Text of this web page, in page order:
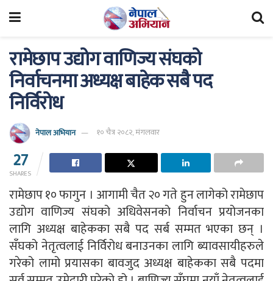
रामेछाप उद्योग वाणिज्य संघको
निर्वाचनमा अध्यक्ष बाहेक सबै पद
निर्विरोध
नेपाल अभियान १० चैत्र २०८२, मंगलवार
27
SHARES
रामेछाप १० फागुन । आगामी चैत २० गते हुन लागेको रामेछाप
उद्योग वाणिज्य संघको अधिवेसनको निर्वाचन प्रयोजनका
लागि अध्यक्ष बाहेकका सबै पद सर्ब सम्मत भएका छन् ।
सँघको नेतृत्वलाई निर्विरोध बनाउनका लागि ब्यावसायीहरुले
गरेको लामो प्रयासका बावजुद अध्यक्ष बाहेकका सबै पदमा